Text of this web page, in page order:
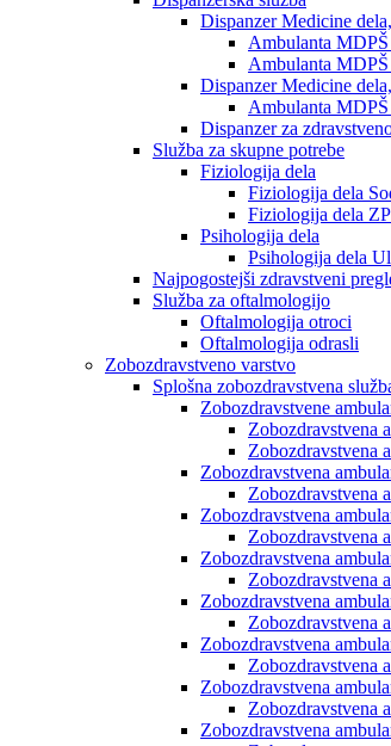
Dispanzer Medicine
Ambulanta
Ambulanta
Dispanzer Medicine
Ambulanta MDPŠ
Dispanzer za
Služba za skupne potrebe
Fiziologija dela
Fiziologija dela
Fiziologija dela
Psihologija dela
Psihologija dela
Najpogostejši zdravstveni
Služba za oftalmologijo
Oftalmologija otroci
Oftalmologija odrasli
Zobozdravstveno varstvo
Splošna zobozdravstvena
Zobozdravstvene
Zobozdravstvena
Zobozdravstvena
Zobozdravstvena
Zobozdravstvena
Zobozdravstvena
Zobozdravstvena
Zobozdravstvena
Zobozdravstvena
Zobozdravstvena
Zobozdravstvena
Zobozdravstvena
Zobozdravstvena
Zobozdravstvena
Zobozdravstvena
Zobozdravstvena